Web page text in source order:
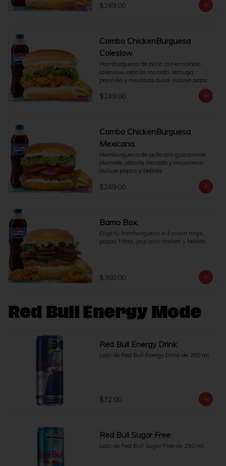
$249.00
Combo ChickenBurguesa
Coleslaw.
Hamburguesa de pollo con ensalada
coleslaw, cebolla morada, lechuga,
pepinillo y mostaza dulce. Incluye papas
$249.00
Combo ChickenBurguesa
Mexicana.
Hamburguesa de pollo con guacamole,
jitomate, cebolla morada y mayonesa.
Incluye papas y bebida.
$249.00
Barrio Box.
Elige tu hamburguesa + 3 onion rings,
papas fritas, pop corn chicken y bebida.
$360.00
Red Bull Energy Mode
Red Bull Energy Drink
Lata de Red Bull Energy Drink de 250 ml.
$72.00
Red Bull Sugar Free
Lata de Red Bull Sugar Free de 250 ml.